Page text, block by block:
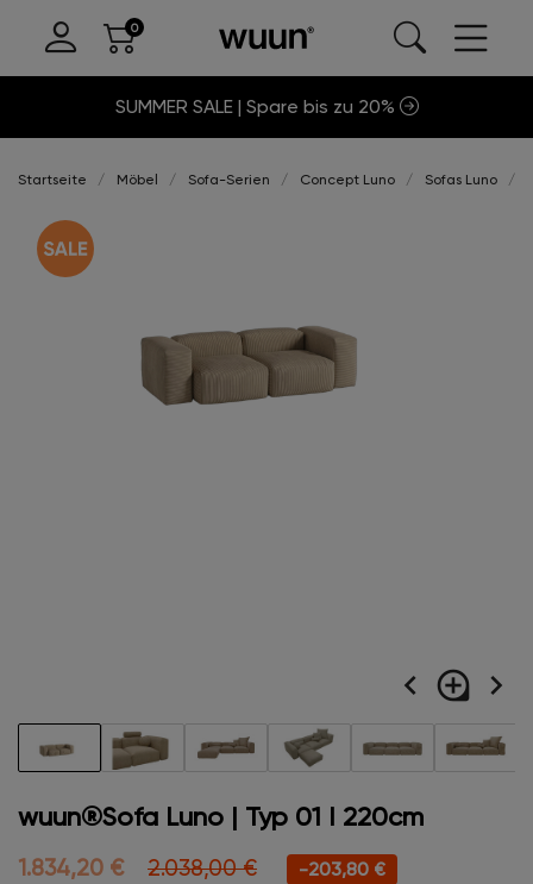
SUMMER SALE | Spare bis zu 20%
Startseite Möbel Sofa-Serien Concept Luno Sofas Luno
navigate_before loupe navigate_next
wuun®Sofa Luno | Typ 01 I 220cm
1.834,20 € 2.038,00 € -203,80 €